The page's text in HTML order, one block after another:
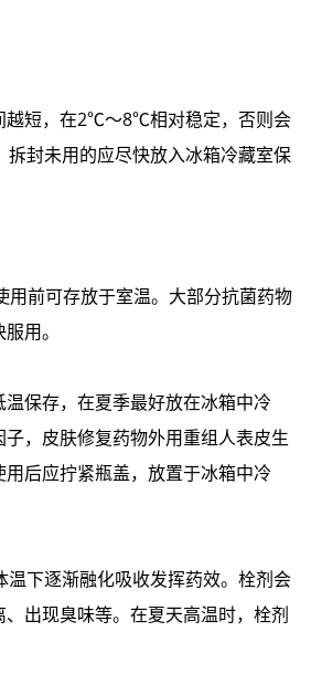
越短，在2℃～8℃相对稳定，否则会
封未用的应尽快放入冰箱冷藏室保
用前可存放于室温。大部分抗菌药物
用。
保存，在夏季最好放在冰箱中冷
，皮肤修复药物外用重组人表皮生
后应拧紧瓶盖，放置于冰箱中冷
下逐渐融化吸收发挥药效。栓剂会
出现臭味等。在夏天高温时，栓剂